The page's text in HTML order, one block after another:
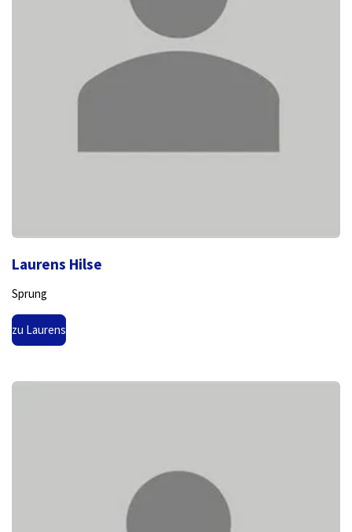
Laurens Hilse
Sprung
zu Laurens